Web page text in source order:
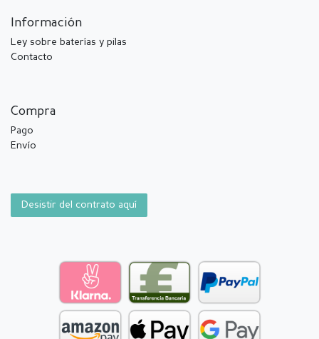
Información
Ley sobre baterías y pilas
Contacto
Compra
Pago
Envío
Desistir del contrato aquí